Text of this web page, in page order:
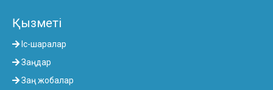
Қызметі
Іс-шаралар
Заңдар
Заң жобалар